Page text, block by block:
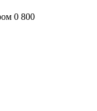
0 800